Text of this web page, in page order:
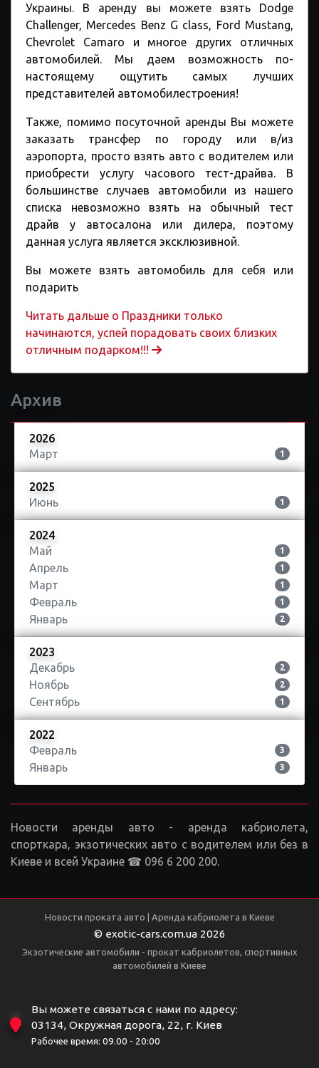
Украины. В аренду вы можете взять Dodge
Challenger, Mercedes Benz G class, Ford Mustang,
Chevrolet Camaro и многое других отличных
автомобилей. Мы даем возможность по-
настоящему ощутить самых лучших
представителей автомобилестроения!
Также, помимо посуточной аренды Вы можете
заказать трансфер по городу или в/из
аэропорта, просто взять авто с водителем или
приобрести услугу часового тест-драйва. В
большинстве случаев автомобили из нашего
списка невозможно взять на обычный тест
драйв у автосалона или дилера, поэтому
данная услуга является эксклюзивной.
Вы можете взять автомобиль для себя или
подарить
Читать дальше o Праздники только
начинаются, успей порадовать своих близких
отличным подарком!!!
Архив
2026
Март
1
2025
Июнь
1
2024
Май
1
Апрель 1
Март 1
Февраль 1
Январь 2
2023
Декабрь
2
Ноябрь 2
Сентябрь 1
2022
Февраль
3
Январь 3
Новости аренды авто - аренда кабриолета,
спорткара, экзотических авто с водителем или без в
Киеве и всей Украине ☎ 096 6 200 200.
Новости проката авто | Аренда кабриолета в Киеве
© exotic-cars.com.ua 2026
Экзотические автомобили - прокат кабриолетов, спортивных
автомобилей в Киеве
Вы можете связаться с нами по адресу:
03134, Окружная дорога, 22, г. Киев
Рабочее время: 09.00 - 20:00